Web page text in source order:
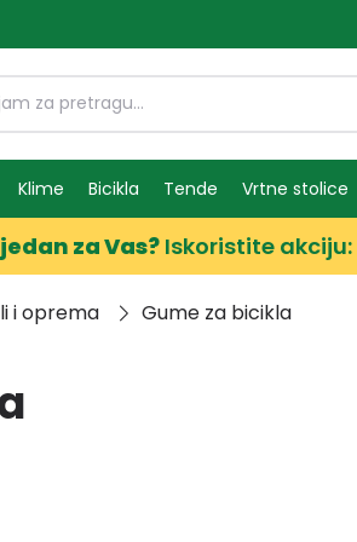
Klime Bicikla Tende Vrtne stolice
za Vas?Iskoristite akciju:
i oprema Gume za bicikla